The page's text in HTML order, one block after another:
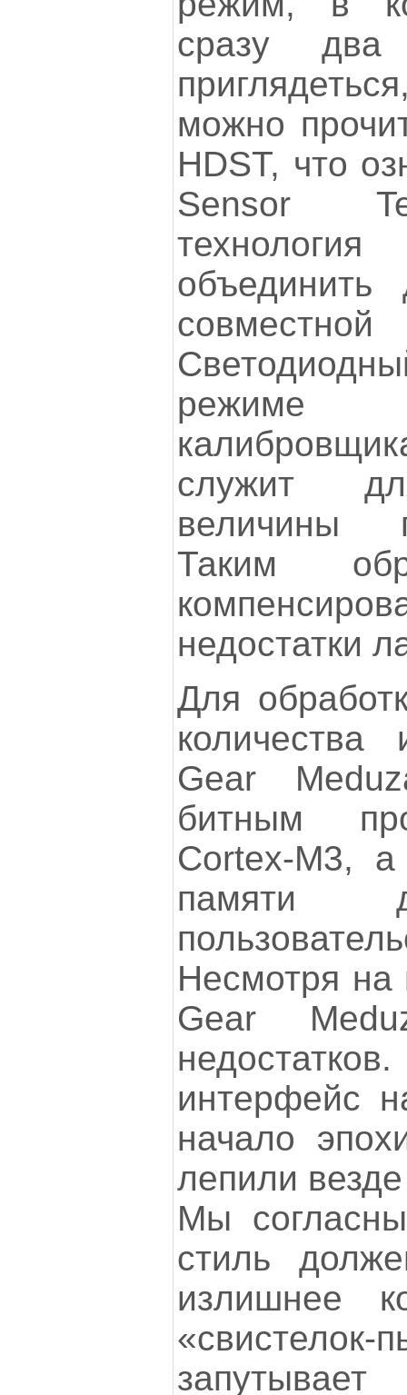
сразу два
можно
HDST, что
Sensor
режиме
служит
величины
Таким
недостатки
Для
Gear
битным
Cortex-М3,
памяти
Несмотря на
Gear
интерфейс
начало
лепили
Мы
стиль
излишнее